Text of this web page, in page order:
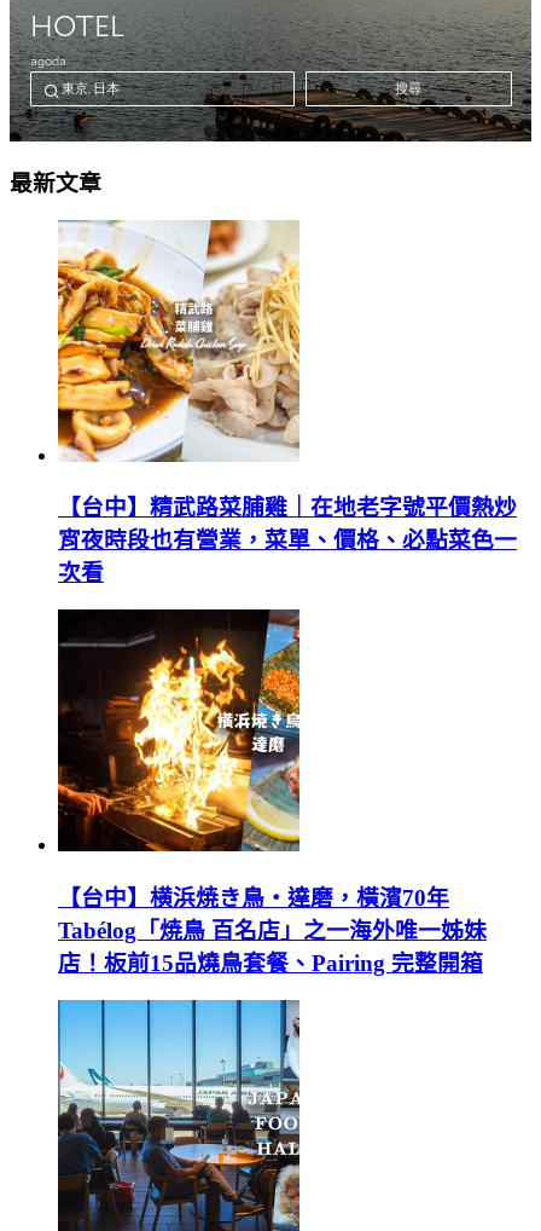
最新文章
【台中】精武路菜脯雞｜在地老字號平價熱炒
宵夜時段也有營業，菜單、價格、必點菜色一
次看
【台中】横浜焼き鳥‧達磨，橫濱70年
Tabélog「焼鳥 百名店」之一海外唯一姊妹
店！板前15品燒鳥套餐、Pairing 完整開箱